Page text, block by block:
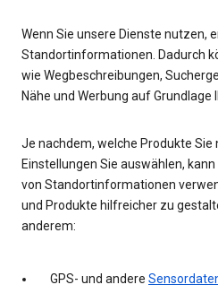
Wenn Sie unsere Dienste nutzen,
Standortinformationen. Dadurch
wie Wegbeschreibungen,
Nähe und Werbung auf Grundlage
Je nachdem, welche Produkte Sie
Einstellungen Sie auswählen,
von Standortinformationen
und Produkte hilfreicher zu
anderem:
GPS- und andere